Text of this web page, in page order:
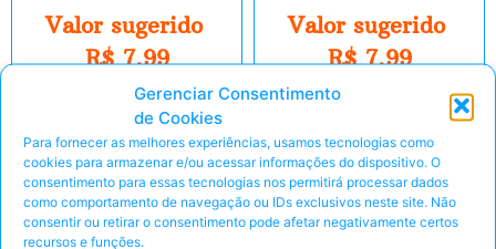
Gerenciar Consentimento
de Cookies
Para fornecer as melhores experiências, usamos tecnologias como
cookies para armazenar e/ou acessar informações do dispositivo. O
consentimento para essas tecnologias nos permitirá processar dados
como comportamento de navegação ou IDs exclusivos neste site. Não
consentir ou retirar o consentimento pode afetar negativamente certos
recursos e funções.
Valor sugerido
R$7,99
Eu Quero!
Peça pelo Whats'App
Valor sugerido
R$7,99
Peça pelo Whats'App